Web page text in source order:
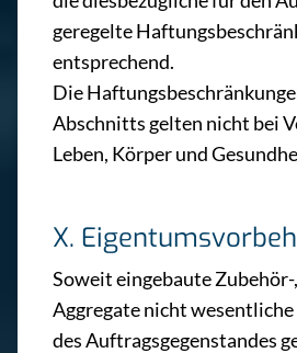
geregelte
entsprechend.
Die
Abschnitts gelten nicht bei
Leben, Körper und
X.
Soweit eingebaute
Aggregate nicht
des Auftragsgegenstandes